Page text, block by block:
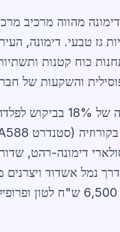
אנרגיה בדימונה
כוח קטנות
והשקעות של
דימונה-רהט,